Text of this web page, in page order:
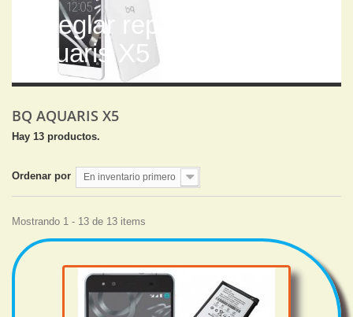
Arreglar reparar Bq
Aquaris X5
BQ AQUARIS X5
Hay 13 productos.
Ordenar por En inventario primero
Mostrando 1 - 13 de 13 items